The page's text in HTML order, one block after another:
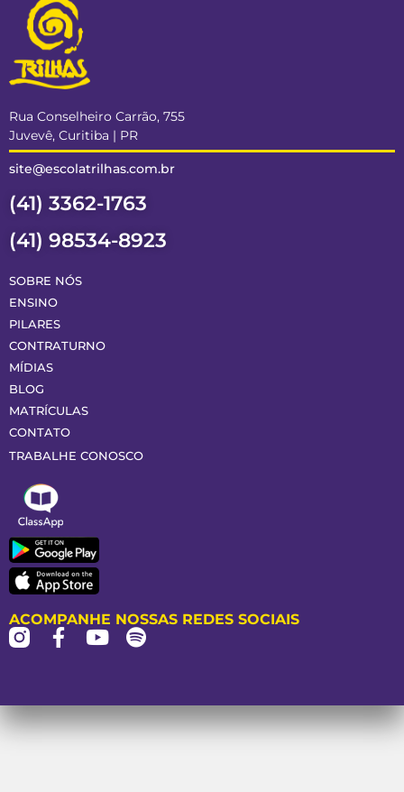
Rua Conselheiro Carrão, 755
Juvevê, Curitiba | PR
site@escolatrilhas.com.br
(41) 3362-1763
(41) 98534-8923
SOBRE NÓS
ENSINO
PILARES
CONTRATURNO
MÍDIAS
BLOG
MATRÍCULAS
CONTATO
TRABALHE CONOSCO
ACOMPANHE NOSSAS REDES SOCIAIS